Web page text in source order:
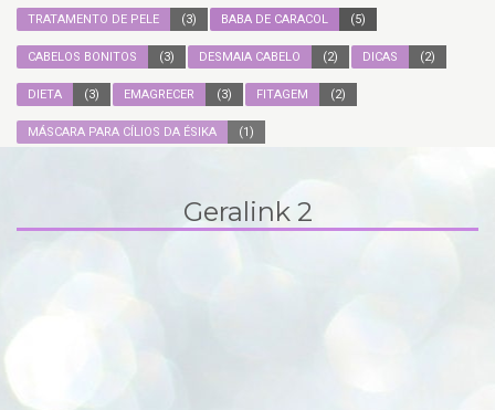
TRATAMENTO DE PELE (3) BABA DE CARACOL (5)
CABELOS BONITOS (3) DESMAIA CABELO (2) DICAS (2)
DIETA (3) EMAGRECER (3) FITAGEM (2)
MÁSCARA PARA CÍLIOS DA ÉSIKA (1)
Geralink 2